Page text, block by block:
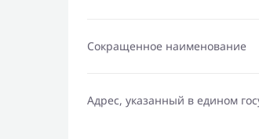
Сокращенное наименование
Адрес, указанный в едином